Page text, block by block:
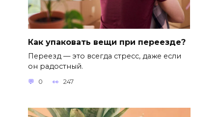
Как упаковать вещи при переезде?
Переезд — это всегда стресс, даже если
он радостный.
0 247